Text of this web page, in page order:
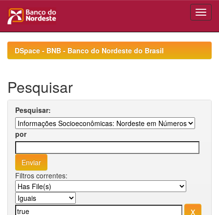
navigationDSpace - BNB - Banco do Nordeste do Brasil
Pesquisar
Pesquisar:
por
Filtros correntes: